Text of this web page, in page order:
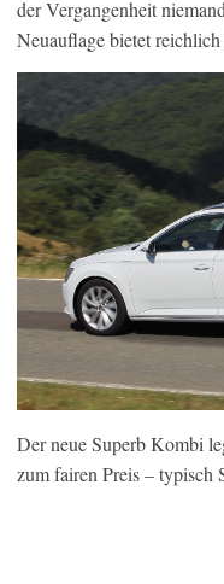
der Vergangenheit
Neuauflage bietet reichlich
Der neue Superb Kombi
zum fairen Preis – typisch